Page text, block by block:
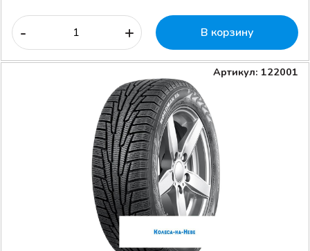
- + В корзину
Артикул: 122001